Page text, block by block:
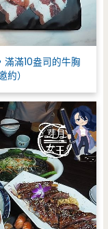
滿10盎司的牛胸
）